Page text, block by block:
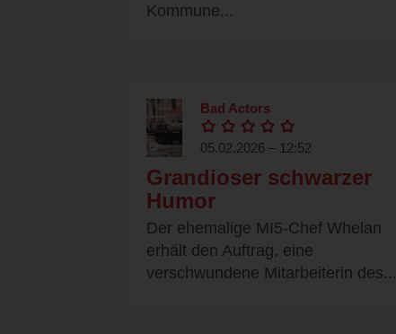
Kommune...
Bad Actors
05.02.2026 – 12:52
Grandioser schwarzer
Humor
Der ehemalige MI5-Chef Whelan
erhält den Auftrag, eine
verschwundene Mitarbeiterin des...